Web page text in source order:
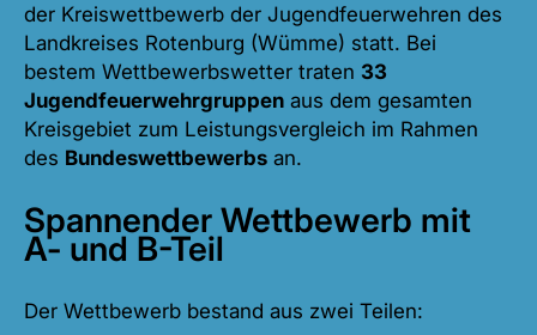
der Kreiswettbewerb der Jugendfeuerwehren des
Landkreises Rotenburg (Wümme) statt. Bei
bestem Wettbewerbswetter traten 33
Jugendfeuerwehrgruppen aus dem gesamten
Kreisgebiet zum Leistungsvergleich im Rahmen
des Bundeswettbewerbs an.
Spannender Wettbewerb mit
A- und B-Teil
Der Wettbewerb bestand aus zwei Teilen: